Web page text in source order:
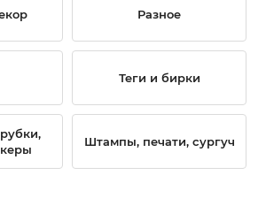
Разное
Теги и бирки
Штампы, печати, сургуч